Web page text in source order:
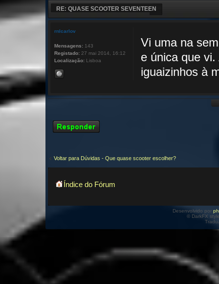
RE: QUASE SCOOTER SEVENTEEN
Vi uma na
e única que
iguaizinhos à
rnlcarlov
Mensagens: 143
Registado: 27 mai 2014, 16:12
Localização: Lisboa
Responder
Voltar para Dúvidas - Que quase scooter escolher?
Índice do Fórum
Desenvolvido por
© DarkFX